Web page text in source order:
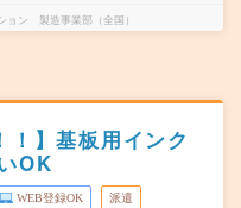
ョン 製造事業部（全国）
！】基板用インク
OK
WEB登録OK 派遣